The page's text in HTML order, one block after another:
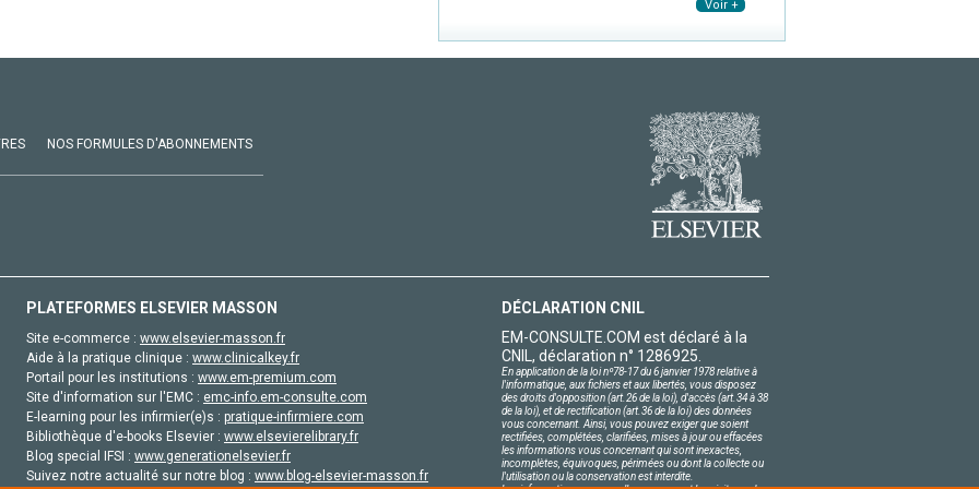
Voir +
NOS FORMULES D'ABONNEMENTS
PLATEFORMES ELSEVIER MASSON
Site e-commerce : www.elsevier-masson.fr
Aide à la pratique clinique : www.clinicalkey.fr
Portail pour les institutions : www.em-premium.com
Site d'information sur l'EMC : emc-info.em-consulte.com
E-learning pour les infirmier(e)s : pratique-infirmiere.com
Bibliothèque d'e-books Elsevier : www.elsevierelibrary.fr
Blog special IFSI : www.generationelsevier.fr
Suivez notre actualité sur notre blog : www.blog-elsevier-masson.fr
DÉCLARATION CNIL
EM-CONSULTE.COM est déclaré à la
CNIL, déclaration n° 1286925.
En application de la loi nº78-17 du 6 janvier 1978 relative à
l'informatique, aux fichiers et aux libertés, vous disposez
des droits d'opposition (art.26 de la loi), d'accès (art.34 à 38
de la loi), et de rectification (art.36 de la loi) des données
vous concernant. Ainsi, vous pouvez exiger que soient
rectifiées, complétées, clarifiées, mises à jour ou effacées
les informations vous concernant qui sont inexactes,
incomplètes, équivoques, périmées ou dont la collecte ou
l'utilisation ou la conservation est interdite.